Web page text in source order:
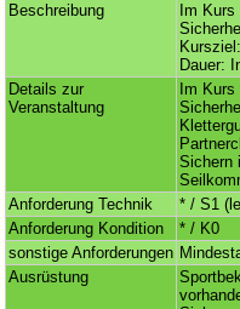
Beschreibung
Im
Dauer:
Details zur
Veranstaltung
Im
Sichern
Anforderung Technik
* / S1
Anforderung Kondition
* / K0
sonstige Anforderungen
Ausrüstung